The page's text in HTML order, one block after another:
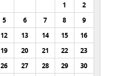
1
2
5 6 7 8
9
12 13 14 15
16
19 20 21 22
23
26 27 28 29
30